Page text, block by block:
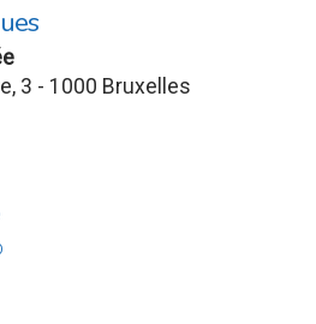
3 - 1000 Bruxelles